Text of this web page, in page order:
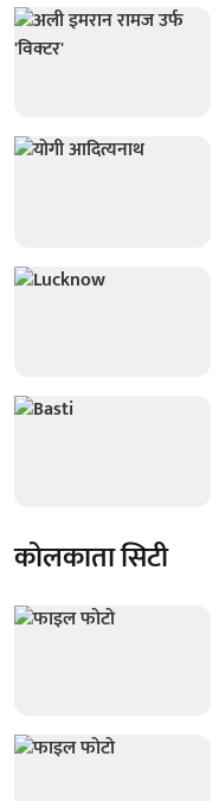
कोलकाता सिटी